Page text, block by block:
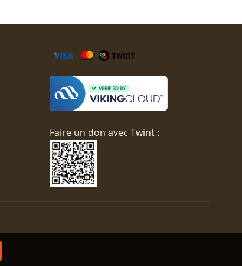
Faire un don avec Twint :